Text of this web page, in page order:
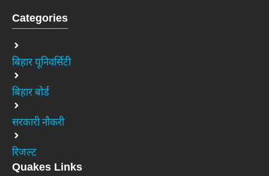
Categories
बिहार यूनिवर्सिटी
बिहार बोर्ड
सरकारी नौकरी
रिजल्ट
Quakes Links